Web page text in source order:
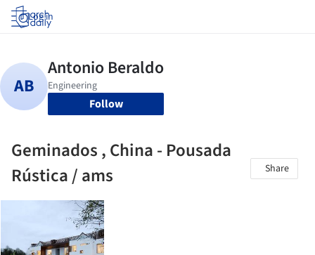
Log in
Follow
Geminados , China - Pousada
Rústica / ams
Share